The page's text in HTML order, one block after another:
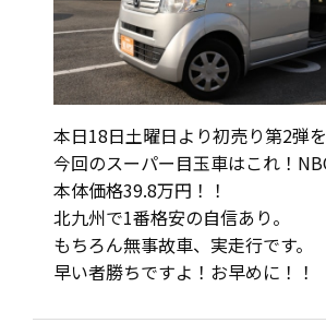
本日18日土曜日より初売り第2弾を
今回のスーパー目玉車はこれ！
本体価格39.8万円！！
北九州で1番格安の自信あり。
もちろん無事故車、実走行です。
早い者勝ちですよ！お早めに！！